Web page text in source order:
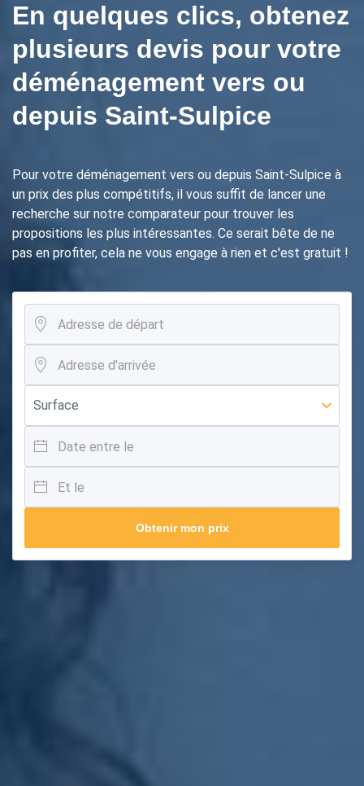
En quelques clics, obtenez
plusieurs devis pour votre
déménagement vers ou
depuis Saint-Sulpice
Pour votre déménagement vers ou depuis Saint-Sulpice à
un prix des plus compétitifs, il vous suffit de lancer une
recherche sur notre comparateur pour trouver les
propositions les plus intéressantes. Ce serait bête de ne
pas en profiter, cela ne vous engage à rien et c'est gratuit !
Obtenir mon prix